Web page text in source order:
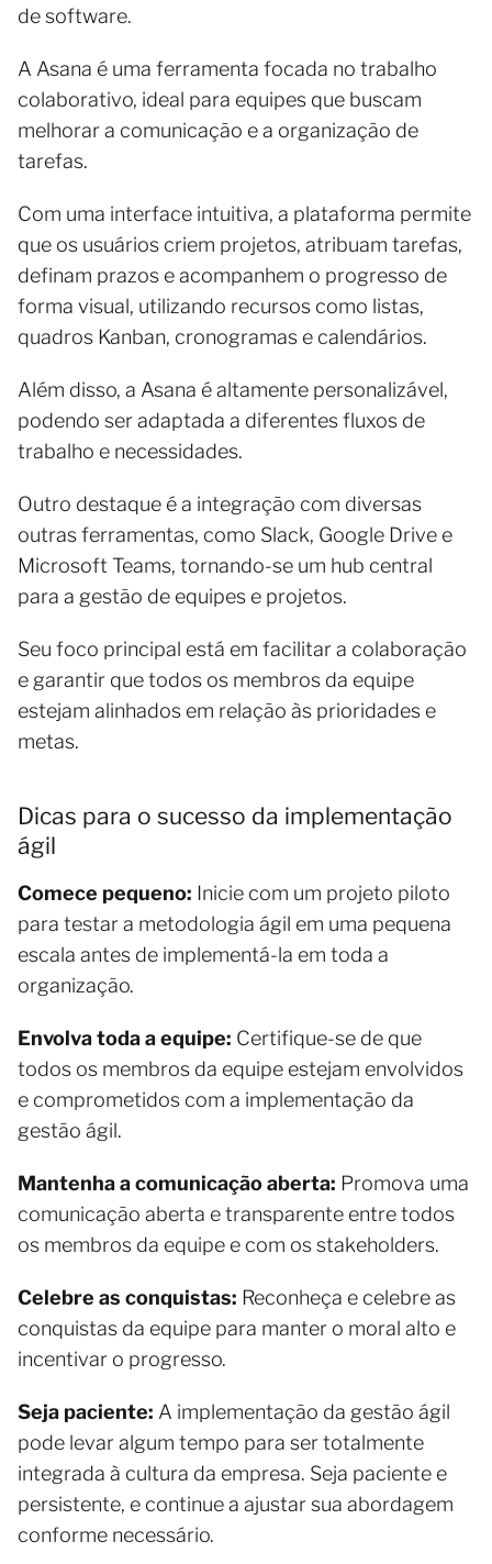
de software.
A Asana é uma ferramenta focada no trabalho
colaborativo, ideal para equipes que buscam
melhorar a comunicação e a organização de
tarefas.
Com uma interface intuitiva, a plataforma permite
que os usuários criem projetos, atribuam tarefas,
definam prazos e acompanhem o progresso de
forma visual, utilizando recursos como listas,
quadros Kanban, cronogramas e calendários.
Além disso, a Asana é altamente personalizável,
podendo ser adaptada a diferentes fluxos de
trabalho e necessidades.
Outro destaque é a integração com diversas
outras ferramentas, como Slack, Google Drive e
Microsoft Teams, tornando-se um hub central
para a gestão de equipes e projetos.
Seu foco principal está em facilitar a colaboração
e garantir que todos os membros da equipe
estejam alinhados em relação às prioridades e
metas.
Dicas para o sucesso da implementação
ágil
Comece pequeno: Inicie com um projeto piloto
para testar a metodologia ágil em uma pequena
escala antes de implementá-la em toda a
organização.
Envolva toda a equipe: Certifique-se de que
todos os membros da equipe estejam envolvidos
e comprometidos com a implementação da
gestão ágil.
Mantenha a comunicação aberta: Promova uma
comunicação aberta e transparente entre todos
os membros da equipe e com os stakeholders.
Celebre as conquistas: Reconheça e celebre as
conquistas da equipe para manter o moral alto e
incentivar o progresso.
Seja paciente: A implementação da gestão ágil
pode levar algum tempo para ser totalmente
integrada à cultura da empresa. Seja paciente e
persistente, e continue a ajustar sua abordagem
conforme necessário.